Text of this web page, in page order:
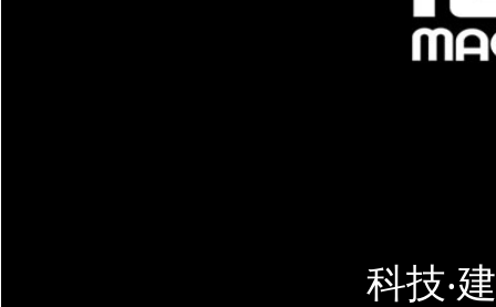
科技‧